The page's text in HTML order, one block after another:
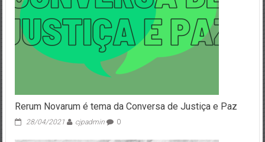
Rerum Novarum é tema da Conversa de Justiça e Paz
28/04/2021 cjpadmin 0